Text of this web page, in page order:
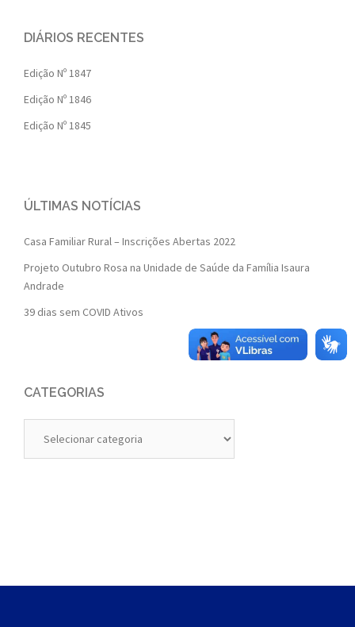
DIÁRIOS RECENTES
Edição Nº 1847
Edição Nº 1846
Edição Nº 1845
ÚLTIMAS NOTÍCIAS
Casa Familiar Rural – Inscrições Abertas 2022
Projeto Outubro Rosa na Unidade de Saúde da Família Isaura
Andrade
39 dias sem COVID Ativos
CATEGORIAS